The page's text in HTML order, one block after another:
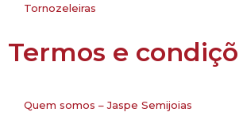
Tornozeleiras
Termos e
Quem somos – Jaspe Semijoias